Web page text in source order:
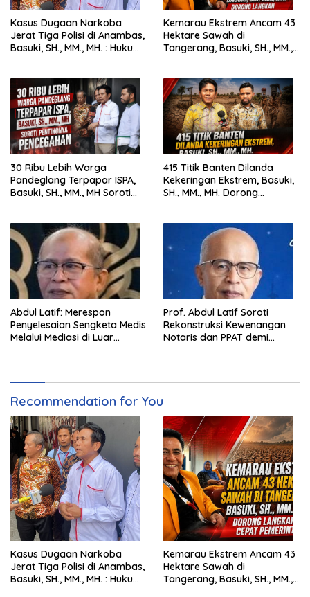
Kasus Dugaan Narkoba
Jerat Tiga Polisi di Anambas,
Basuki, SH., MM., MH. : Hukum
Kemarau Ekstrem Ancam 43
Hektare Sawah di
Tangerang, Basuki, SH., MM.,
30 Ribu Lebih Warga
Pandeglang Terpapar ISPA,
Basuki, SH., MM., MH Soroti
415 Titik Banten Dilanda
Kekeringan Ekstrem, Basuki,
SH., MM., MH. Dorong
Abdul Latif: Merespon
Penyelesaian Sengketa Medis
Melalui Mediasi di Luar
Prof. Abdul Latif Soroti
Rekonstruksi Kewenangan
Notaris dan PPAT demi
Recommendation for You
Kasus Dugaan Narkoba
Jerat Tiga Polisi di Anambas,
Basuki, SH., MM., MH. : Hukum
Kemarau Ekstrem Ancam 43
Hektare Sawah di
Tangerang, Basuki, SH., MM.,